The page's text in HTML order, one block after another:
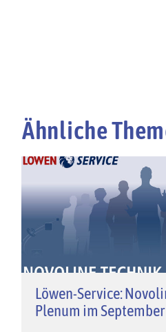
Ähnliche
Löwen-Service:
Plenum im